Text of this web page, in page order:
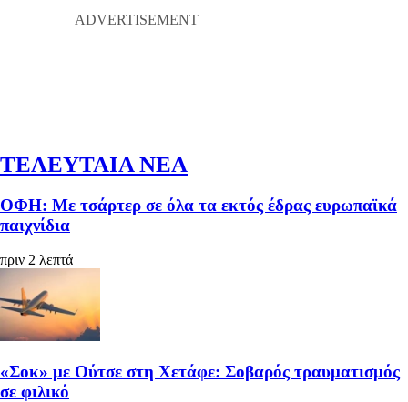
ΤΕΛΕΥΤΑΙΑ ΝΕΑ
ΟΦΗ: Με τσάρτερ σε όλα τα εκτός έδρας ευρωπαϊκά
παιχνίδια
πριν 2 λεπτά
«Σοκ» με Ούτσε στη Χετάφε: Σοβαρός τραυματισμός
σε φιλικό